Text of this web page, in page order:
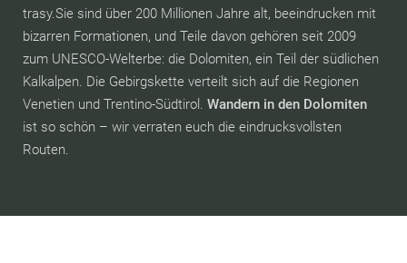
trasy.Sie sind über 200 Millionen Jahre alt, beeindrucken mit
bizarren Formationen, und Teile davon gehören seit 2009
zum UNESCO-Welterbe: die Dolomiten, ein Teil der südlichen
Kalkalpen. Die Gebirgskette verteilt sich auf die Regionen
Venetien und Trentino-Südtirol. Wandern in den Dolomiten
ist so schön – wir verraten euch die eindrucksvollsten
Routen.